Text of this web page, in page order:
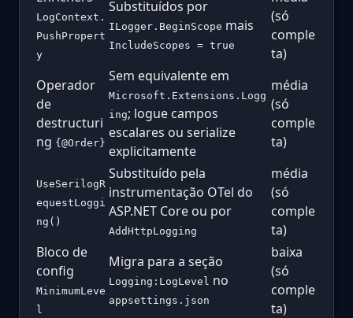
LogContext.
PushPropert
y
Substituídos por
ILogger.BeginScope mais
IncludeScopes = true
(só
comple
ta)
Operador
de
destructuri
ng {@Order}
Sem equivalente em
Microsoft.Extensions.Logg
ing; logue campos
escalares ou serialize
explicitamente
média
(só
comple
ta)
UseSerilogR
equestLoggi
ng()
Substituído pela
instrumentação OTel do
ASP.NET Core ou por
AddHttpLogging
média
(só
comple
ta)
Bloco de
config
MinimumLeve
l
Migra para a seção
Logging:LogLevel no
appsettings.json
baixa
(só
comple
ta)